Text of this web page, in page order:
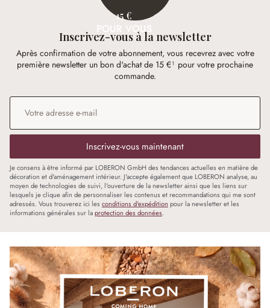
15 €
POUR VOUS
Inscrivez-vous à la newsletter
Après confirmation de votre abonnement, vous recevrez avec votre
première newsletter un bon d'achat de 15 €¹ pour votre prochaine
commande.
Adresse e-mail
Inscrivez-vous maintenant
Je consens à être informé par LOBERON GmbH des tendances actuelles en matière de
décoration et d'aménagement intérieur. J'accepte également que LOBERON analyse, au
moyen de technologies de suivi, l'ouverture de la newsletter ainsi que les liens sur
lesquels je clique afin de personnaliser les contenus et recommandations qui me sont
adressés. Vous trouverez ici les conditions d'expédition pour la newsletter et les
informations générales sur laprotection des données.